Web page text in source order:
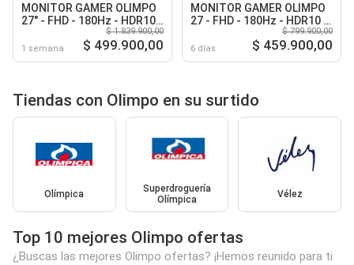
MONITOR GAMER OLIMPO
27" - FHD - 180Hz - HDR10 -
Sistema Pivotable - RGB
TRASERO - Adaptive Sync
1 semana
$ 1.839.900,00
$ 499.900,00
MONITOR GAMER OLIMPO
27 - FHD - 180Hz - HDR10 -
Sistema Pivotable - RGB
TRASERO - Modelo
6 días
$ 799.900,00
$ 459.900,00
Tiendas con Olimpo en su surtido
Olímpica
Superdroguería
Olímpica
Vélez
Top 10 mejores Olimpo ofertas
¿Buscas las mejores Olimpo ofertas? ¡Hemos reunido para ti